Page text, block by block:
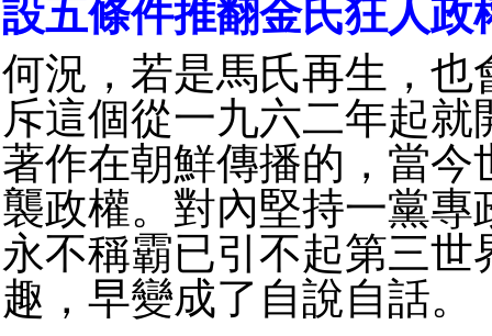
設五條件推翻金氏狂人政
何況，若是馬氏再生，也
斥這個從一九六二年起就
著作在朝鮮傳播的，當今
襲政權。對內堅持一黨專
永不稱霸已引不起第三世
趣，早變成了自說自話。